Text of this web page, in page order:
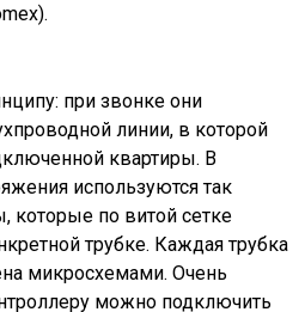
при звонке они
линии, в которой
квартиры. В
используются так
по витой сетке
трубке. Каждая трубка
микросхемами. Очень
можно подключить